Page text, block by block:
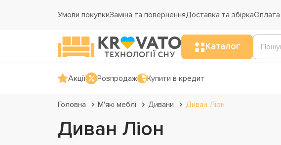
Умови покупкиЗаміна та поверненняДоставка та збіркаОплата
Каталог
Акції Розпродаж Купити в кредит
Головна М'які меблі Дивани Диван Ліон
Диван Ліон